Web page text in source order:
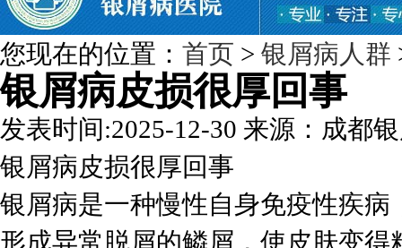
您现在的位置： 首页 > 银屑病人群
银屑病皮损很厚回事
发表时间:2025-12-30 来源：成都
银屑病皮损很厚回事
银屑病是一种慢性自身免疫性疾
形成异常脱屑的鳞屑，使皮肤变